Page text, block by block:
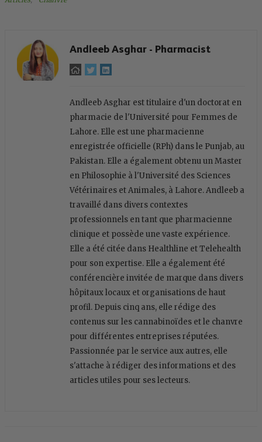
Andleeb Asghar - Pharmacist
Andleeb Asghar est titulaire d'un doctorat en
pharmacie de l'Université pour Femmes de
Lahore. Elle est une pharmacienne
enregistrée officielle (RPh) dans le Punjab, au
Pakistan. Elle a également obtenu un Master
en Philosophie à l'Université des Sciences
Vétérinaires et Animales, à Lahore. Andleeb a
travaillé dans divers contextes
professionnels en tant que pharmacienne
clinique et possède une vaste expérience.
Elle a été citée dans Healthline et Telehealth
pour son expertise. Elle a également été
conférencière invitée de marque dans divers
hôpitaux locaux et organisations de haut
profil. Depuis cinq ans, elle rédige des
contenus sur les cannabinoïdes et le chanvre
pour différentes entreprises réputées.
Passionnée par le service aux autres, elle
s'attache à rédiger des informations et des
articles utiles pour ses lecteurs.